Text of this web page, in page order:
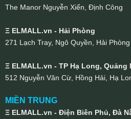
The Manor Nguyễn Xiển, Định Công
Ξ ELMALL.vn - Hải Phòng
271 Lạch Tray, Ngô Quyền, Hải Phòng
Ξ ELMALL.vn - TP Hạ Long, Quảng
512 Nguyễn Văn Cừ, Hồng Hải, Hạ
MIỀN TRUNG
Ξ ELMALL.vn - Điện Biên Phủ, Đà